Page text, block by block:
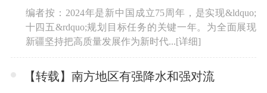
编者按：2024年是新中国成立75周年，是实现&ldquo;
十四五&rdquo;规划目标任务的关键一年。为全面展现
新疆坚持把高质量发展作为新时代...[详细]
【转载】南方地区有强降水和强对流